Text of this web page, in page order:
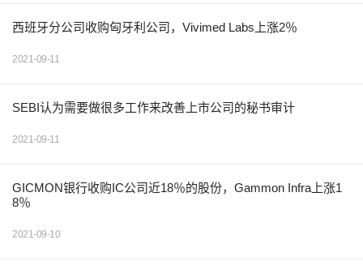
西班牙分公司收购匈牙利公司，Vivimed Labs上涨2％
2021-09-11
SEBI认为需要做很多工作来改善上市公司的秘书审计
2021-09-11
GICMON银行收购IC公司近18％的股份，Gammon Infra上涨1
8％
2021-09-10